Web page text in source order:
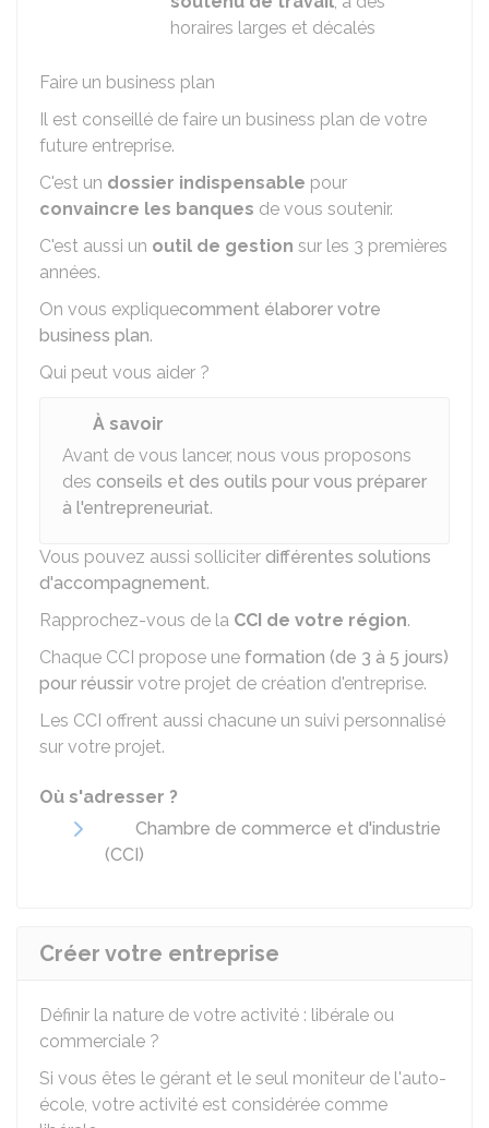
horaires larges et décalés
Faire un business plan
Il est conseillé de faire un business plan de votre
future entreprise.
C'est un dossier indispensable pour
convaincre les banques de vous soutenir.
C'est aussi un outil de gestion sur les 3 premières
années.
On vous expliquecomment élaborer votre
business plan.
Qui peut vous aider ?
À savoir
Avant de vous lancer, nous vous proposons
des conseils et des outils pour vous préparer
à l'entrepreneuriat.
Vous pouvez aussi solliciter différentes solutions
d'accompagnement.
Rapprochez-vous de la CCI de votre région.
Chaque CCI propose une formation (de 3 à 5 jours)
pour réussir votre projet de création d'entreprise.
Les CCI offrent aussi chacune un suivi personnalisé
sur votre projet.
Où s'adresser ?
Chambre de commerce et d'industrie
(CCI)
Créer votre entreprise
Définir la nature de votre activité : libérale ou
commerciale ?
Si vous êtes le gérant et le seul moniteur de l'auto-
école, votre activité est considérée comme